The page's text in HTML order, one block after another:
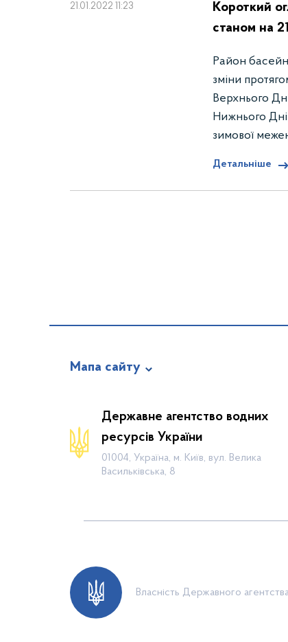
21.01.2022 11:23
Короткий
станом на
Район
зміни
Верхнього
Нижнього
зимової
Детальніше
Мапа сайту
Діяльність
Громадянам
Прес-центр
Водогосподарські організації
Державне агентство водних
ресурсів України
01004, Україна, м. Київ, вул. Велика
Васильківська, 8
Власність Державного